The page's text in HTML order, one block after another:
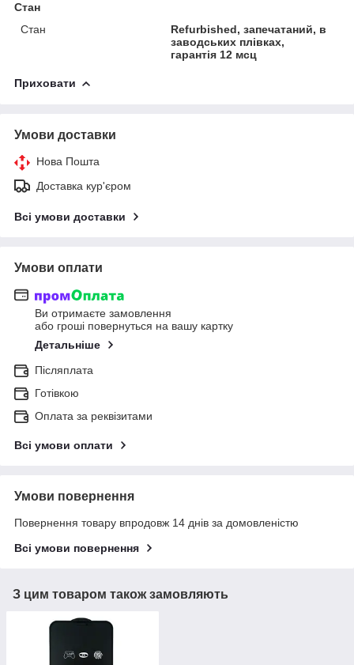
Стан
Стан
Refurbіshed, запечатаний, в
заводських плівках,
гарантія 12 мсц
Приховати
Умови доставки
Нова Пошта
Доставка кур'єром
Всі умови доставки
Умови оплати
Ви отримаєте замовлення
або гроші повернуться на вашу картку
Детальніше
Післяплата
Готівкою
Оплата за реквізитами
Всі умови оплати
Умови повернення
Повернення товару впродовж 14 днів за домовленістю
Всі умови повернення
З цим товаром також замовляють